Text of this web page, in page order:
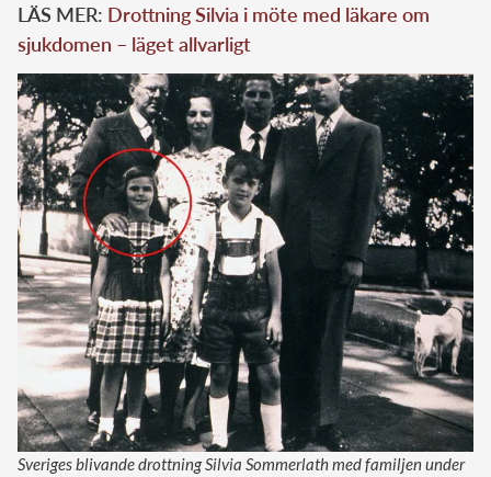
LÄS MER: Drottning Silvia i möte med läkare om
sjukdomen – läget allvarligt
Sveriges blivande drottning Silvia Sommerlath med familjen under